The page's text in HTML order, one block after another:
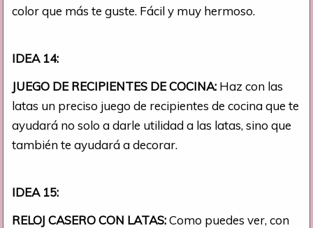
color que más te guste. Fácil y muy hermoso.
IDEA 14:
JUEGO DE RECIPIENTES DE COCINA: Haz con las
latas un preciso juego de recipientes de cocina que te
ayudará no solo a darle utilidad a las latas, sino que
también te ayudará a decorar.
IDEA 15:
RELOJ CASERO CON LATAS:Como puedes ver, con